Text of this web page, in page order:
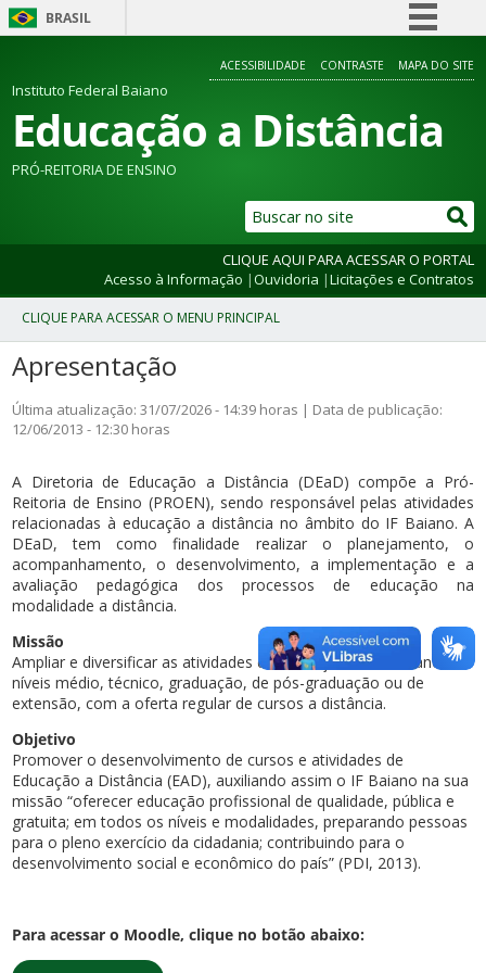
BRASIL
Participe
Canais
ACESSIBILIDADE CONTRASTE MAPA DO SITE
Instituto Federal Baiano
Educação a Distância
PRÓ-REITORIA DE ENSINO
CLIQUE AQUI PARA ACESSAR O PORTAL
Acesso à Informação |Ouvidoria |Licitações e Contratos
Apresentação
Última atualização: 31/07/2026 - 14:39 horas | Data de publicação:
12/06/2013 - 12:30 horas
A Diretoria de Educação a Distância (DEaD) compõe a Pró-
Reitoria de Ensino (PROEN), sendo responsável pelas atividades
relacionadas à educação a distância no âmbito do IF Baiano. A
DEaD, tem como finalidade realizar o planejamento, o
acompanhamento, o desenvolvimento, a implementação e a
avaliação pedagógica dos processos de educação na
modalidade a distância.
Missão
Ampliar e diversificar as atividades de educação no IF Baiano, em
níveis médio, técnico, graduação, de pós-graduação ou de
extensão, com a oferta regular de cursos a distância.
Objetivo
Promover o desenvolvimento de cursos e atividades de
Educação a Distância (EAD), auxiliando assim o IF Baiano na sua
missão “oferecer educação profissional de qualidade, pública e
gratuita; em todos os níveis e modalidades, preparando pessoas
para o pleno exercício da cidadania; contribuindo para o
desenvolvimento social e econômico do país” (PDI, 2013).
Para acessar o Moodle, clique no botão abaixo: